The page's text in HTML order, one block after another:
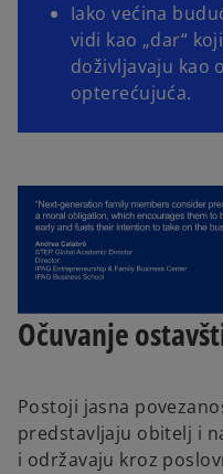
Iako većina
vidi kao „dar“
doživljavaju kao
opterećujuća.
Očuvanje
Postoji jasna
predstavljaju obitelj i
i održavaju kroz